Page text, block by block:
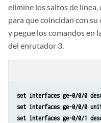
proposal ipsec-
            protocol esp;
encryption-
proposals
elimine los saltos de
para que coincidan con
y pegue los comandos en
del enrutador 3.
set interfaces ge-0/0/0
set interfaces ge-0/0/0
set interfaces ge-0/0/1